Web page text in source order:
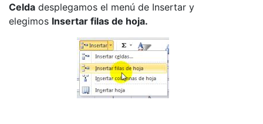
Celda desplegamos el menú de Insertar y
elegimos Insertar filas de hoja.